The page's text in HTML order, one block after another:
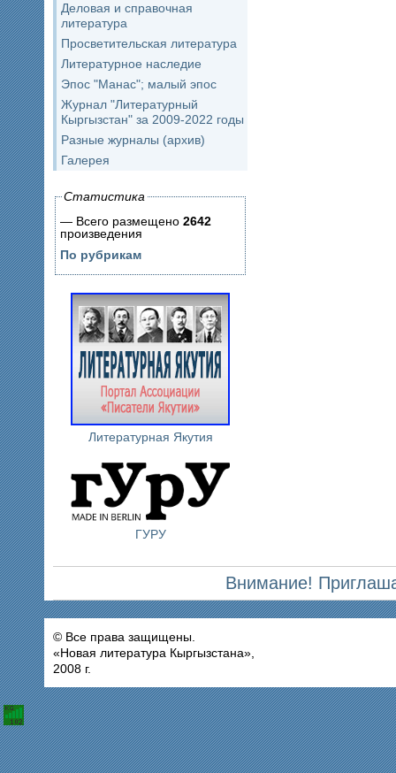
Деловая и справочная
литература
Просветительская литература
Литературное наследие
Эпос "Манас"; малый эпос
Журнал "Литературный
Кыргызстан" за 2009-2022 годы
Разные журналы (архив)
Галерея
Статистика
— Всего размещено 2642
произведения
По рубрикам
Литературная Якутия
ГУРУ
Внимание!
© Все права защищены.
«Новая литература Кыргызстана»,
2008 г.